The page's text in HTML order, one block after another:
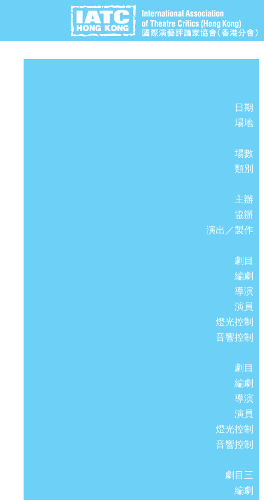
日期
場地
場數
類別
主辦
協辦
演出／製作
劇目
編劇
導演
演員
燈光控制
音響控制
劇目
編劇
導演
演員
燈光控制
音響控制
劇目三
編劇